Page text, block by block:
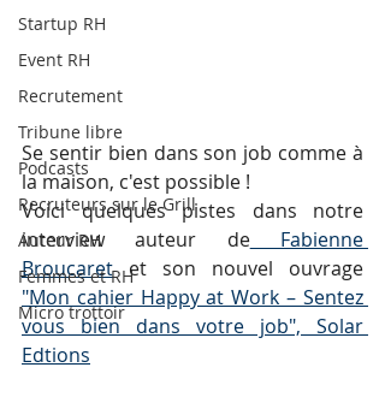
Startup RH
Event RH
Recrutement
Tribune libre
Podcasts
Recruteurs sur le Grill
Auteur RH
Femmes et RH
Micro trottoir
Se sentir bien dans son job comme à
la maison, c'est possible !
Voici quelques pistes dans notre
interview auteur de Fabienne
Broucaret
"Mon cahier Happy at Work – Sentez
vous bien dans votre job", Solar
Edtions